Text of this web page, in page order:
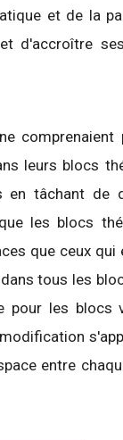
et de la
d'accroître
comprenaient
leurs blocs
tâchant de
les blocs
que ceux qui
tous les
les blocs
entre